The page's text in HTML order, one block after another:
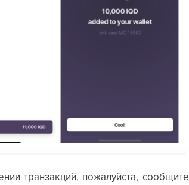
транзакций, пожалуйста, сообщите